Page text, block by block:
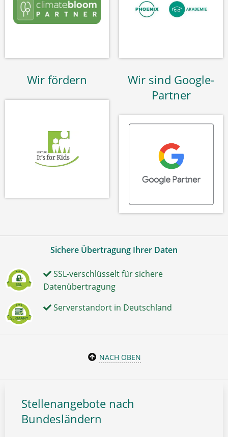
Wir fördern
Wir sind Google-
Partner
Sichere Übertragung Ihrer Daten
SSL-verschlüsselt für sichere
Datenübertragung
Serverstandort in Deutschland
NACH OBEN
Stellenangebote nach
Bundesländern